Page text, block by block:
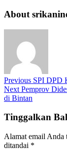
About
Previous SPI DPD
Next Pemprov
di Bintan
Tinggalkan
Alamat email Anda
ditandai *